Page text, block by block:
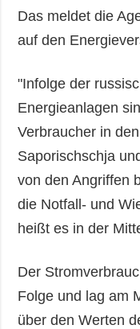
Interview
Video
Das meldet die
auf den
"Infolge der
Energieanlagen
Verbraucher in
Saporischschja
von den Angriffen
die Notfall- und
heißt es in der
Der
Folge und lag am
über den Werten